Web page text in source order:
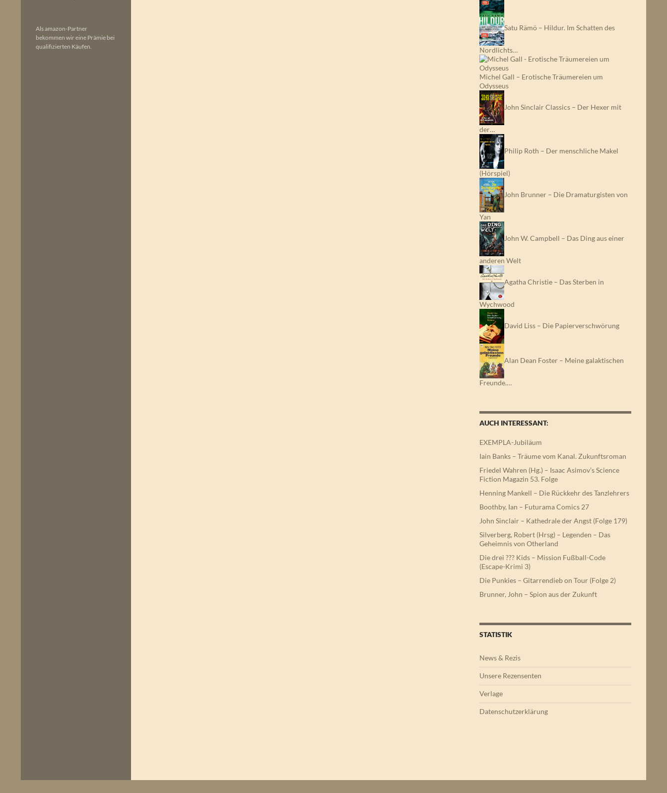
Satu Rämö – Hildur. Im Schatten des
Nordlichts…
Michel Gall – Erotische Träumereien um
Odysseus
John Sinclair Classics – Der Hexer mit
der…
Philip Roth – Der menschliche Makel
(Hörspiel)
John Brunner – Die Dramaturgisten von
Yan
John W. Campbell – Das Ding aus einer
anderen Welt
Agatha Christie – Das Sterben in
Wychwood
David Liss – Die Papierverschwörung
Alan Dean Foster – Meine galaktischen
Freunde.…
AUCH INTERESSANT:
EXEMPLA-Jubiläum
Iain Banks – Träume vom Kanal. Zukunftsroman
Friedel Wahren (Hg.) – Isaac Asimov’s Science
Fiction Magazin 53. Folge
Henning Mankell – Die Rückkehr des Tanzlehrers
Boothby, Ian – Futurama Comics 27
John Sinclair – Kathedrale der Angst (Folge 179)
Silverberg, Robert (Hrsg) – Legenden – Das
Geheimnis von Otherland
Die drei ??? Kids – Mission Fußball-Code
(Escape-Krimi 3)
Die Punkies – Gitarrendieb on Tour (Folge 2)
Brunner, John – Spion aus der Zukunft
STATISTIK
News & Rezis
Unsere Rezensenten
Verlage
Datenschutzerklärung
Als amazon-Partner
bekommen wir eine Prämie bei
qualifizierten Käufen.